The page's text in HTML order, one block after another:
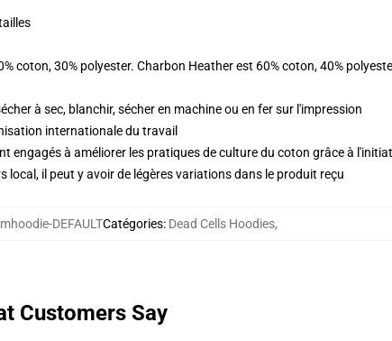
coton, 30% polyester. Charbon Heather est 60% coton, 40%
à sec, blanchir, sécher en machine ou en fer sur l'impression
internationale du travail
engagés à améliorer les pratiques de culture du coton grâce à
il peut y avoir de légères variations dans le produit reçu
DEFAULTCatégories: Dead Cells Hoodies,
Customers Say